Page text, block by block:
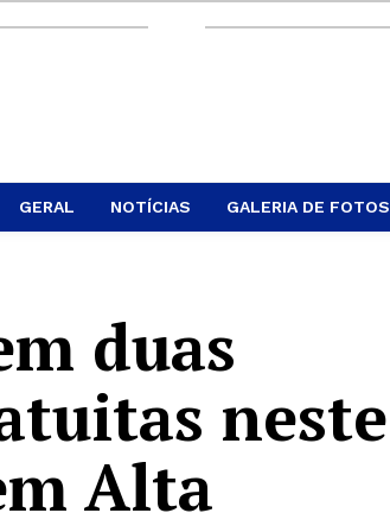
GERAL NOTÍCIAS GALERIA DE FOTOS
duas
neste
Alta